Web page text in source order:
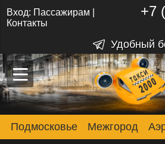
–
–
–
Вход: Пассажирам
Контакты
+7
Удобный
Подмосковье Межгород